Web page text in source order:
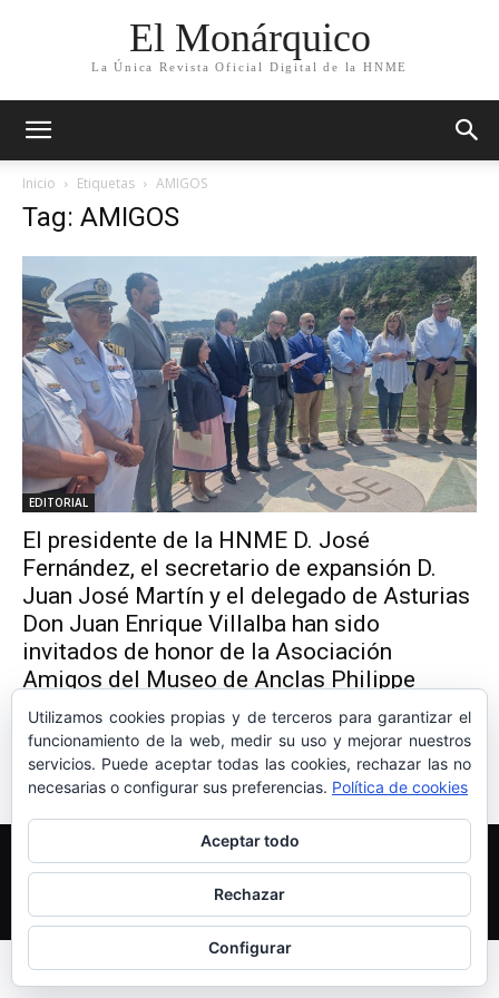
El Monárquico
La Única Revista Oficial Digital de la HNME
Inicio Etiquetas AMIGOS
Tag: AMIGOS
EDITORIAL
El presidente de la HNME D. José
Fernández, el secretario de expansión D.
Juan José Martín y el delegado de Asturias
Don Juan Enrique Villalba han sido
invitados de honor de la Asociación
Amigos del Museo de Anclas Philippe
Cousteau
REDACCION - 29 de junio de 2023 1
Aviso legal
Más información sobre las cookies
© Newspaper WordPress Theme by TagDiv
Utilizamos cookies propias y de terceros para garantizar el
funcionamiento de la web, medir su uso y mejorar nuestros
servicios. Puede aceptar todas las cookies, rechazar las no
necesarias o configurar sus preferencias. Política de cookies
Aceptar todo
Rechazar
Configurar